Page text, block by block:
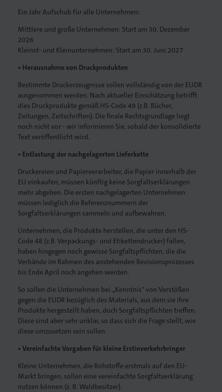
in
Ein Jahr Aufschub für alle Unternehmen:
Mittlere und große Unternehmen: Start am 30. Dezember
2026
Kleinst- und Kleinunternehmen: Start am 30. Juni 2027
• Herausnahme von Druckprodukten
Bestimmte Druckerzeugnisse sollen vollständig von der EUDR
ausgenommen werden. Nach aktueller Einschätzung betrifft
dies Druckprodukte gemäß HS-Code 49 (z.B. Bücher,
Zeitungen, Zeitschriften). Die finale Rechtsgrundlage liegt
noch nicht vor - wir informieren Sie, sobald der konsolidierte
Text veröffentlicht wird.
• Entlastung der nachgelagerten Lieferkette
Druckereien und Papierverarbeiter, die Papier innerhalb der
EU einkaufen, müssen künftig keine Sorgfaltserklärungen
mehr abgeben. Die ersten nachgelagerten Unternehmen
müssen lediglich die Referenznummern der
Sorgfaltserklärungen sammeln und aufbewahren.
Unternehmen, die Produkte herstellen, die unter den HS-
Code 48 (z.B. Verpackungs- und Etikettendrucker) fallen,
haben hingegen noch gewisse Sorgfaltspflichten, die die
Verbände im Rahmen des anstehenden Revisionsprozesses
bis Ende April noch angehen werden.
So sollen die Unternehmen bei „Kenntnis" von Verstößen
gegen die EUDR bezüglich des Materials, aus dem sie ihre
Produkte hergestellt haben, doch Sorgfaltspflichten treffen.
Diese sind aber sehr unklar, so dass sich die Frage stellt, wie
diese umzusetzen sein sollen.
• Vereinfachte Vorgaben für kleine Erstinverkehrbringer
Kleine Unternehmen, die Rohstoffe erstmals auf den EU-
Markt bringen, sollen eine vereinfachte Sorgfaltserklärung
nutzen können (z. B. Waldbesitzer).